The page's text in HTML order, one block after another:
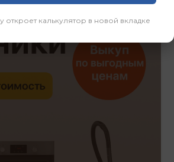
откроет калькулятор в новой вкладке